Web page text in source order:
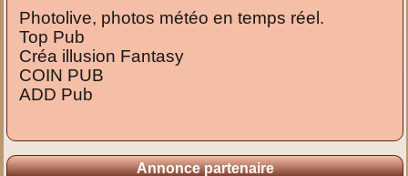
Photolive, photos météo en temps réel.
Top Pub
Créa illusion Fantasy
COIN PUB
ADD Pub
Annonce partenaire